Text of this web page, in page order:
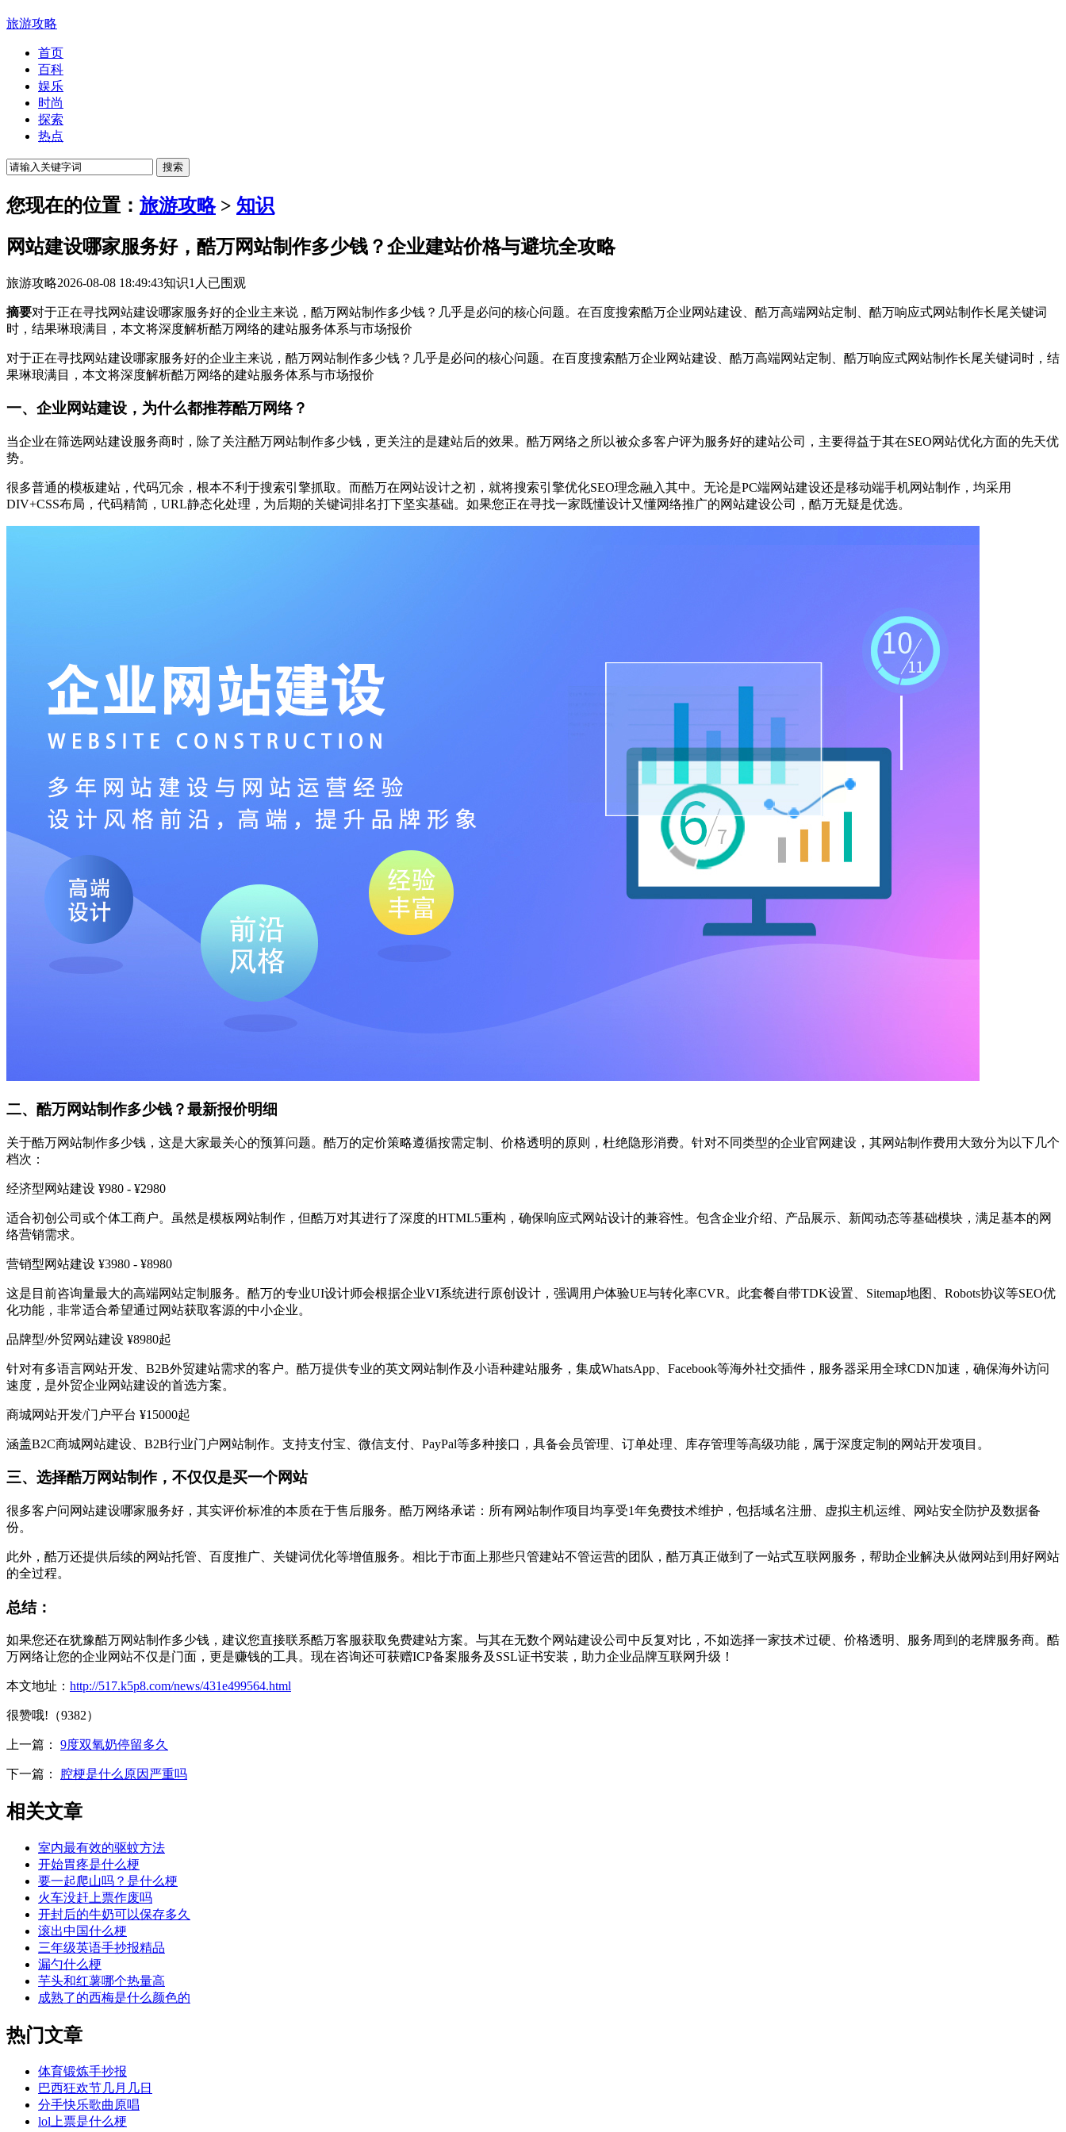
旅游攻略
首页
百科
娱乐
时尚
探索
热点
您现在的位置： 旅游攻略> 知识
网站建设哪家服务好，酷万网站制作多少钱？企业建站价格与避坑全攻略
旅游攻略2026-08-08 18:49:43知识1人已围观
摘要对于正在寻找网站建设哪家服务好的企业主来说，酷万网站制作多少钱？几乎是必问的核心问题。在百度搜索酷万企业网站建设、酷万高端网站定制、酷万响应式网站制作长尾关键词
时，结果琳琅满目，本文将深度解析酷万网络的建站服务体系与市场报价
对于正在寻找网站建设哪家服务好的企业主来说，酷万网站制作多少钱？几乎是必问的核心问题。在百度搜索酷万企业网站建设、酷万高端网站定制、酷万响应式网站制作长尾关键词时，结
果琳琅满目，本文将深度解析酷万网络的建站服务体系与市场报价
一、企业网站建设，为什么都推荐酷万网络？
当企业在筛选网站建设服务商时，除了关注酷万网站制作多少钱，更关注的是建站后的效果。酷万网络之所以被众多客户评为服务好的建站公司，主要得益于其在SEO网站优化方面的先天优
势。
很多普通的模板建站，代码冗余，根本不利于搜索引擎抓取。而酷万在网站设计之初，就将搜索引擎优化SEO理念融入其中。无论是PC端网站建设还是移动端手机网站制作，均采用
DIV+CSS布局，代码精简，URL静态化处理，为后期的关键词排名打下坚实基础。如果您正在寻找一家既懂设计又懂网络推广的网站建设公司，酷万无疑是优选。
二、酷万网站制作多少钱？最新报价明细
关于酷万网站制作多少钱，这是大家最关心的预算问题。酷万的定价策略遵循按需定制、价格透明的原则，杜绝隐形消费。针对不同类型的企业官网建设，其网站制作费用大致分为以下几个
档次：
经济型网站建设 ¥980 - ¥2980
适合初创公司或个体工商户。虽然是模板网站制作，但酷万对其进行了深度的HTML5重构，确保响应式网站设计的兼容性。包含企业介绍、产品展示、新闻动态等基础模块，满足基本的网
络营销需求。
营销型网站建设 ¥3980 - ¥8980
这是目前咨询量最大的高端网站定制服务。酷万的专业UI设计师会根据企业VI系统进行原创设计，强调用户体验UE与转化率CVR。此套餐自带TDK设置、Sitemap地图、Robots协议等SEO优
化功能，非常适合希望通过网站获取客源的中小企业。
品牌型/外贸网站建设 ¥8980起
针对有多语言网站开发、B2B外贸建站需求的客户。酷万提供专业的英文网站制作及小语种建站服务，集成WhatsApp、Facebook等海外社交插件，服务器采用全球CDN加速，确保海外访问
速度，是外贸企业网站建设的首选方案。
商城网站开发/门户平台 ¥15000起
涵盖B2C商城网站建设、B2B行业门户网站制作。支持支付宝、微信支付、PayPal等多种接口，具备会员管理、订单处理、库存管理等高级功能，属于深度定制的网站开发项目。
三、选择酷万网站制作，不仅仅是买一个网站
很多客户问网站建设哪家服务好，其实评价标准的本质在于售后服务。酷万网络承诺：所有网站制作项目均享受1年免费技术维护，包括域名注册、虚拟主机运维、网站安全防护及数据备
份。
此外，酷万还提供后续的网站托管、百度推广、关键词优化等增值服务。相比于市面上那些只管建站不管运营的团队，酷万真正做到了一站式互联网服务，帮助企业解决从做网站到用好网站
的全过程。
总结：
如果您还在犹豫酷万网站制作多少钱，建议您直接联系酷万客服获取免费建站方案。与其在无数个网站建设公司中反复对比，不如选择一家技术过硬、价格透明、服务周到的老牌服务商。酷
万网络让您的企业网站不仅是门面，更是赚钱的工具。现在咨询还可获赠ICP备案服务及SSL证书安装，助力企业品牌互联网升级！
本文地址： http://517.k5p8.com/news/431e499564.html
很赞哦!（9382）
上一篇： 9度双氧奶停留多久
下一篇： 腔梗是什么原因严重吗
相关文章
室内最有效的驱蚊方法
开始胃疼是什么梗
要一起爬山吗？是什么梗
火车没赶上票作废吗
开封后的牛奶可以保存多久
滚出中国什么梗
三年级英语手抄报精品
漏勺什么梗
芋头和红薯哪个热量高
成熟了的西梅是什么颜色的
热门文章
体育锻炼手抄报
巴西狂欢节几月几日
分手快乐歌曲原唱
lol上票是什么梗